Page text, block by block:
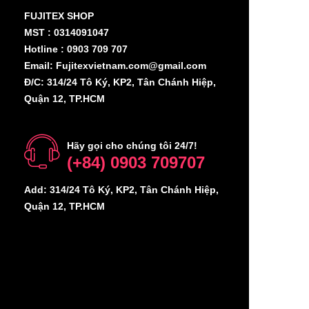
FUJITEX SHOP
MST : 0314091047
Hotline : 0903 709 707
Email: Fujitexvietnam.com@gmail.com
Đ/C: 314/24 Tô Ký, KP2, Tân Chánh Hiệp,
Quận 12, TP.HCM
Hãy gọi cho chúng tôi 24/7!
(+84) 0903 709707
Add: 314/24 Tô Ký, KP2, Tân Chánh Hiệp,
Quận 12, TP.HCM